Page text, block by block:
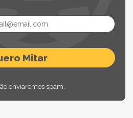
enviaremos spam.